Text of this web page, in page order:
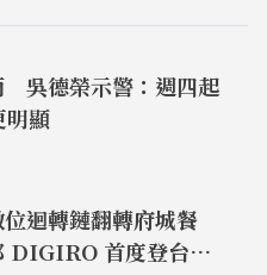
吳德榮示警：週四起
明顯
迴轉鏈翻轉府城餐
首度登台南